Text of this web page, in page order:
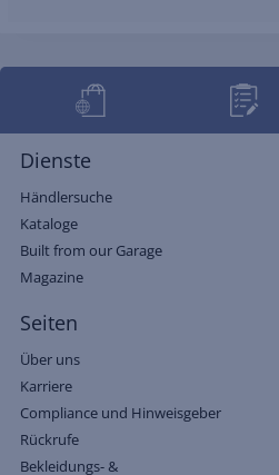
Dienste
Händlersuche
Kataloge
Built from our Garage
Magazine
Seiten
Über uns
Karriere
Compliance und Hinweisgeber
Rückrufe
Bekleidungs- &